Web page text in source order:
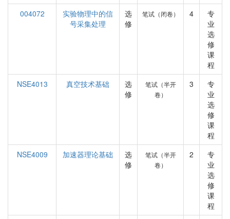
004072
实验物理中的信
号采集处理
选
修
笔试（闭卷） 4
专
业
选
修
课
程
NSE4013
真空技术基础
选
修
笔试（半开
卷）
3
专
业
选
修
课
程
NSE4009
加速器理论基础
选
修
笔试（半开
卷）
2
专
业
选
修
课
程